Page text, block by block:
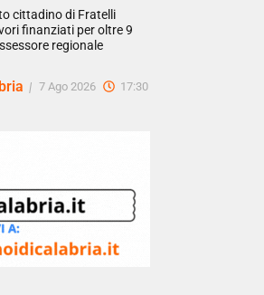
cittadino di Fratelli
finanziati per oltre 9
regionale
| 7 Ago 2026 17:30